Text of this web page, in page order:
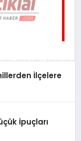
İlçelere
İpuçları